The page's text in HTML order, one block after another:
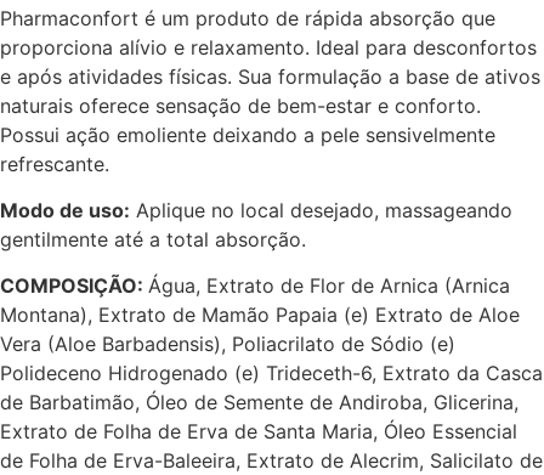
Pharmaconfort é um produto de rápida absorção que
proporciona alívio e relaxamento. Ideal para desconfortos
e após atividades físicas. Sua formulação a base de ativos
naturais oferece sensação de bem-estar e conforto.
Possui ação emoliente deixando a pele sensivelmente
refrescante.
Modo de uso: Aplique no local desejado, massageando
gentilmente até a total absorção.
COMPOSIÇÃO: Água, Extrato de Flor de Arnica (Arnica
Montana), Extrato de Mamão Papaia (e) Extrato de Aloe
Vera (Aloe Barbadensis), Poliacrilato de Sódio (e)
Polideceno Hidrogenado (e) Trideceth-6, Extrato da Casca
de Barbatimão, Óleo de Semente de Andiroba, Glicerina,
Extrato de Folha de Erva de Santa Maria, Óleo Essencial
de Folha de Erva-Baleeira, Extrato de Alecrim, Salicilato de